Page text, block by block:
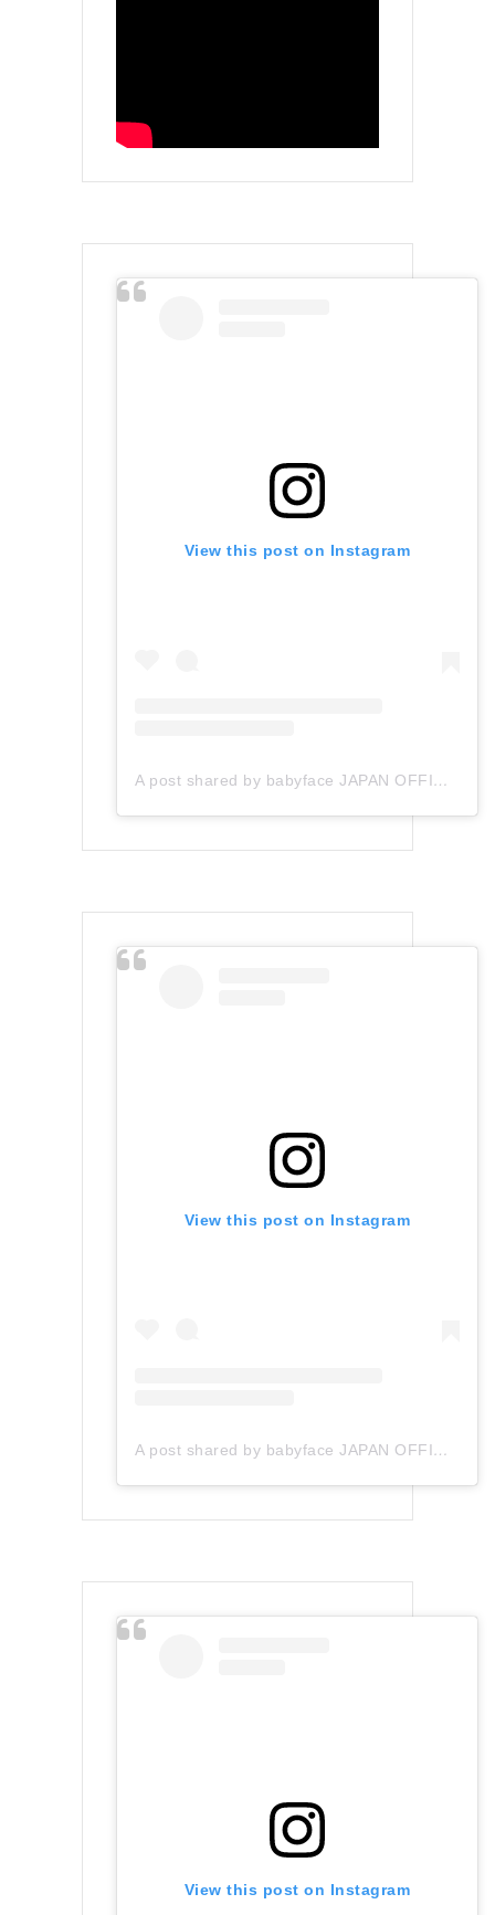
View this post on Instagram
A post shared by babyface JAPAN OFFICIAL (@babyface_japan)
View this post on Instagram
A post shared by babyface JAPAN OFFICIAL (@babyface_japan)
View this post on Instagram